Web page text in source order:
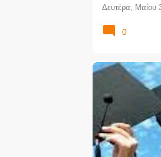
Δευτέρα, Μαΐου
0
ΔΙΔΑΚΤΟΡΙΚΌ